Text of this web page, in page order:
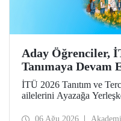
Aday Öğrenciler,
Tanımaya Devam
İTÜ 2026 Tanıtım ve
ailelerini Ayazağa
ilgili fakülte ve birimler
06 Ağu 2026